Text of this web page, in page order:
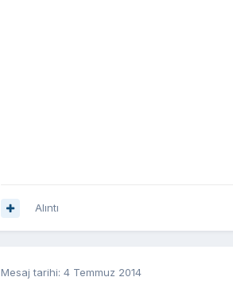
Alıntı
Mesaj tarihi: 4 Temmuz 2014